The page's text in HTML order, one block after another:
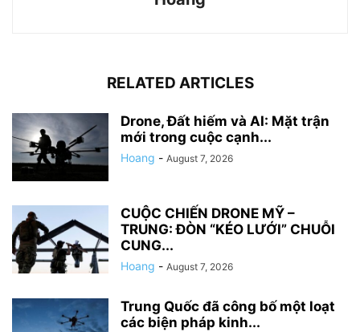
RELATED ARTICLES
Drone, Đất hiếm và AI: Mặt trận
mới trong cuộc cạnh...
Hoang - August 7, 2026
CUỘC CHIẾN DRONE MỸ –
TRUNG: ĐÒN “KÉO LƯỚI” CHUỖI
CUNG...
Hoang - August 7, 2026
Trung Quốc đã công bố một loạt
các biện pháp kinh...